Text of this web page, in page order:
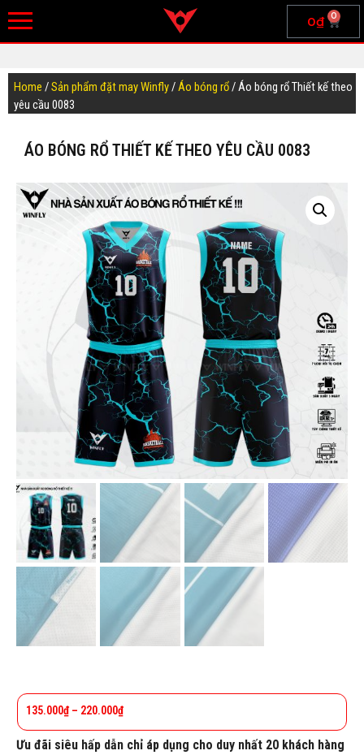
0₫ 0
Home /Sản phẩm đặt may Winfly/Áo bóng rổ/ Áo bóng rổ Thiết kế theo
yêu cầu 0083
ÁO BÓNG RỔ THIẾT KẾ THEO YÊU CẦU 0083
135.000₫ – 220.000₫
Ưu đãi siêu hấp dẫn chỉ áp dụng cho duy nhất 20 khách hàng